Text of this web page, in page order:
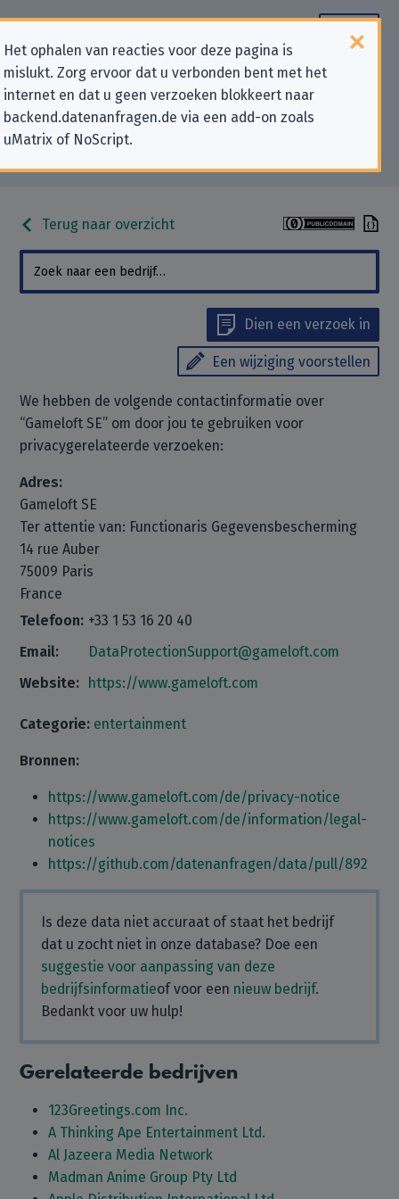
Het ophalen van reacties voor deze pagina is
mislukt. Zorg ervoor dat u verbonden bent met het
internet en dat u geen verzoeken blokkeert naar
backend.datenanfragen.de via een add-on zoals
uMatrix of NoScript.
Contactgegevens voor
privacygerelateerde verzoeken
aan “Gameloft SE”
Terug naar overzicht
Dien een verzoek in
Een wijziging voorstellen
We hebben de volgende contactinformatie over
“Gameloft SE” om door jou te gebruiken voor
privacygerelateerde verzoeken:
Adres:
Gameloft SE
Ter attentie van: Functionaris Gegevensbescherming
14 rue Auber
75009 Paris
France
Telefoon: +33 1 53 16 20 40
Email:
DataProtectionSupport@gameloft.com
Website: https://www.gameloft.com
Categorie: entertainment
Bronnen:
https://www.gameloft.com/de/privacy-notice
https://www.gameloft.com/de/information/legal-
notices
https://github.com/datenanfragen/data/pull/892
Is deze data niet accuraat of staat het bedrijf
dat u zocht niet in onze database? Doe een
suggestie voor aanpassing van deze
bedrijfsinformatieof voor een nieuw bedrijf.
Bedankt voor uw hulp!
Gerelateerde bedrijven
123Greetings.com Inc.
A Thinking Ape Entertainment Ltd.
Al Jazeera Media Network
Madman Anime Group Pty Ltd